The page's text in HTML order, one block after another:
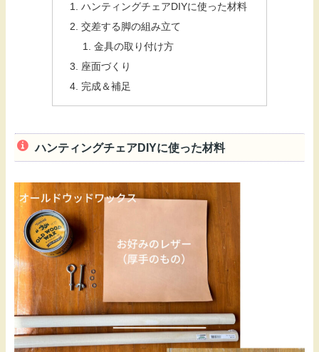
ハンティングチェアDIYに使った材料
交差する脚の組み立て
金具の取り付け方
座面づくり
完成＆補足
ハンティングチェアDIYに使った材料